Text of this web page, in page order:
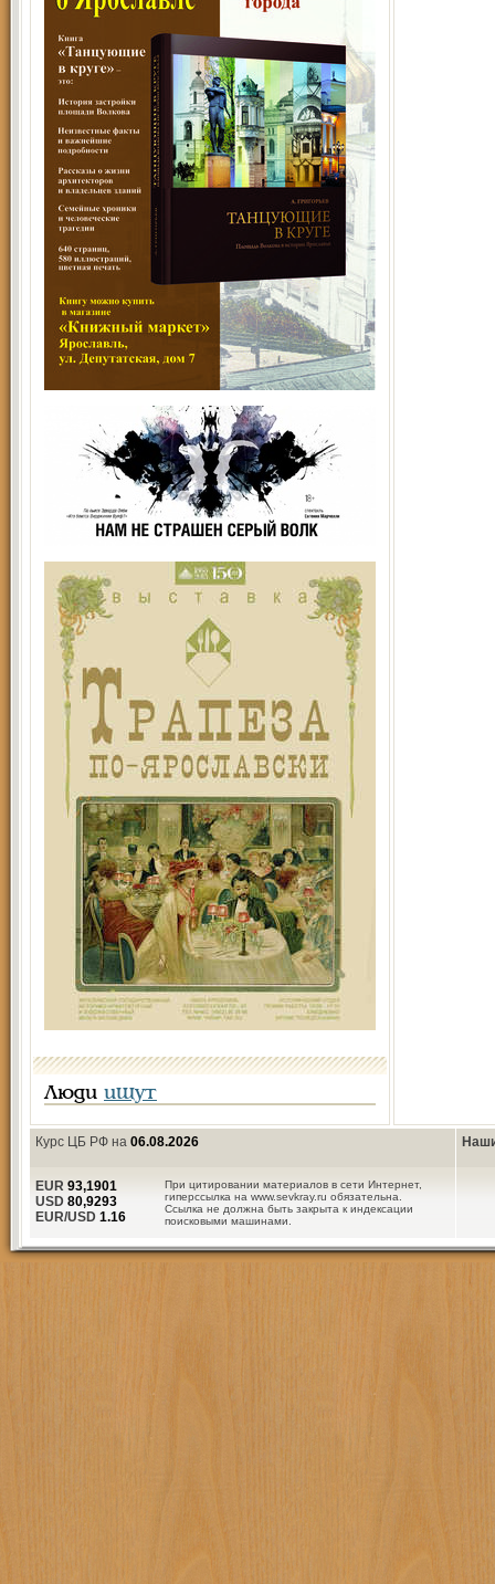
Люди ищут
Курс ЦБ РФ на 06.08.2026
При цитировании материалов в сети Интернет,
гиперссылка на www.sevkray.ru обязательна.
Ссылка не должна быть закрыта к индексации
поисковыми машинами.
EUR 93,1901
USD 80,9293
EUR/USD 1.16